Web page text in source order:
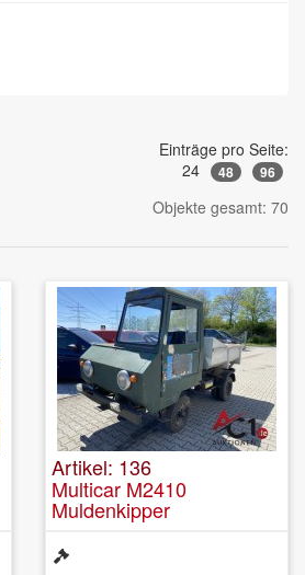
Einträge pro Seite:
24
48 96
Objekte gesamt: 70
Artikel: 136
Multicar M2410
Muldenkipper